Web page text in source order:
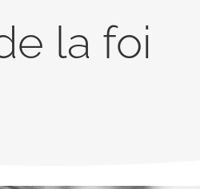
la foi